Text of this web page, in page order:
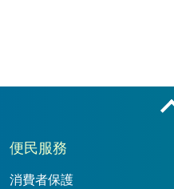
便民服務
消費者保護